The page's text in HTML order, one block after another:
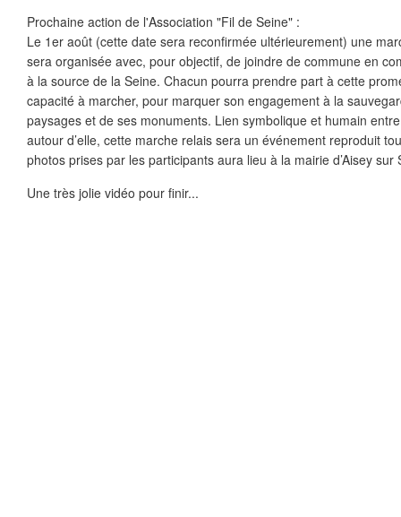
Prochaine action de l'Association "Fil de Seine" :
Le 1er août (cette date sera reconfirmée ultérieurement) une
sera organisée avec, pour objectif, de joindre de commune en
à la source de la Seine. Chacun pourra prendre part à cette
capacité à marcher, pour marquer son engagement à la
paysages et de ses monuments. Lien symbolique et humain
autour d’elle, cette marche relais sera un événement reproduit
photos prises par les participants aura lieu à la mairie d’Aisey sur
Une très jolie vidéo pour finir...